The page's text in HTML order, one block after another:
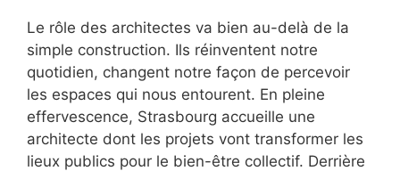
Le rôle des architectes va bien au-delà de la
simple construction. Ils réinventent notre
quotidien, changent notre façon de percevoir
les espaces qui nous entourent. En pleine
effervescence, Strasbourg accueille une
architecte dont les projets vont transformer les
lieux publics pour le bien-être collectif. Derrière